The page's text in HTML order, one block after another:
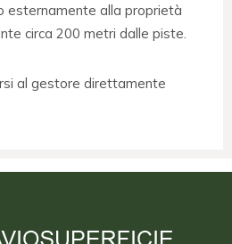
esternamente alla proprietà
circa 200 metri dalle piste.
al gestore direttamente